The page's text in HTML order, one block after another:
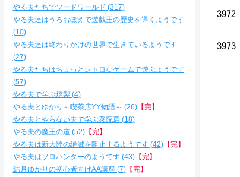
3972
3973
やる夫たちでソードワールド 317
やる夫達はうろおぼえで遊戯王の歴史を導くようです
10
やる夫達は終わりかけの世界で生きているようです
27
やる夫たちはちょっとレトロなゲームで遊ぶようです
57
やる夫で学ぶ燻製 4
やる夫とゆかり～喫茶店YY物語～
26 【完】
やる夫とやらない夫で学ぶ衆院選 18
やる夫の魔王の道 52 【完】
やる夫は新大陸の絶滅を阻止するようです 42 【完】
やる夫はソロハンターのようです 43 【完】
結月ゆかりの初心者向けAA講座 7 【完】